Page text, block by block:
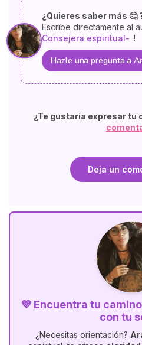
¿Quieres saber más 🤔
Escribe directamente al
Consejera espiritual- !
Hazle una pregunta a
¿Te gustaría expresar tu
Deja un
💜 Encuentra tu
con tu
¿Necesitas orientación?